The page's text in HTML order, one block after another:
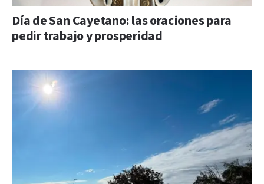
Día de San Cayetano: las oraciones para
pedir trabajo y prosperidad